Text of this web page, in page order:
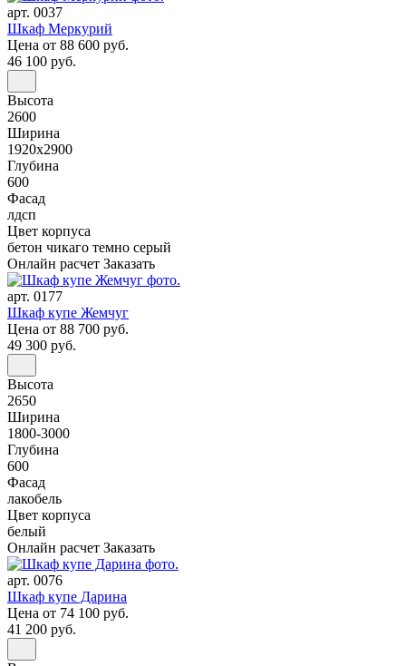
арт. 0037
Шкаф Меркурий
Цена от 88 600 руб.
46 100 руб.
Высота
2600
Ширина
1920x2900
Глубина
600
Фасад
лдсп
Цвет корпуса
бетон чикаго темно серый
Онлайн расчет Заказать
арт. 0177
Шкаф купе Жемчуг
Цена от 88 700 руб.
49 300 руб.
Высота
2650
Ширина
1800-3000
Глубина
600
Фасад
лакобель
Цвет корпуса
белый
Онлайн расчет Заказать
арт. 0076
Шкаф купе Дарина
Цена от 74 100 руб.
41 200 руб.